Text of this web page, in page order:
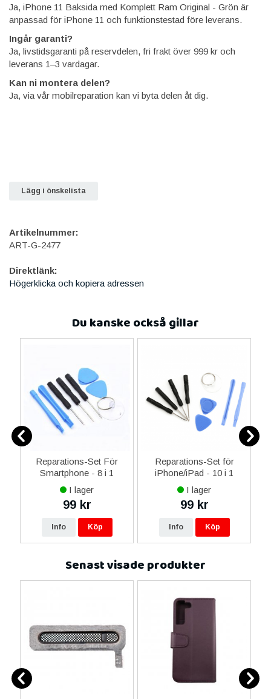
Ja, iPhone 11 Baksida med Komplett Ram Original - Grön är
anpassad för iPhone 11 och funktionstestad före leverans.
Ingår garanti?
Ja, livstidsgaranti på reservdelen, fri frakt över 999 kr och
leverans 1–3 vardagar.
Kan ni montera delen?
Ja, via vår mobilreparation kan vi byta delen åt dig.
Lägg i önskelista
Artikelnummer:
ART-G-2477
Direktlänk:
Högerklicka och kopiera adressen
Du kanske också gillar
Reparations-Set För
Smartphone - 8 i 1
I lager
99 kr
Info Köp
Reparations-Set för
iPhone/iPad - 10 i 1
I lager
99 kr
Info Köp
Senast visade produkter